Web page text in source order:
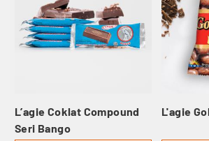
L’agie Coklat Compound
Seri Bango
L'agie